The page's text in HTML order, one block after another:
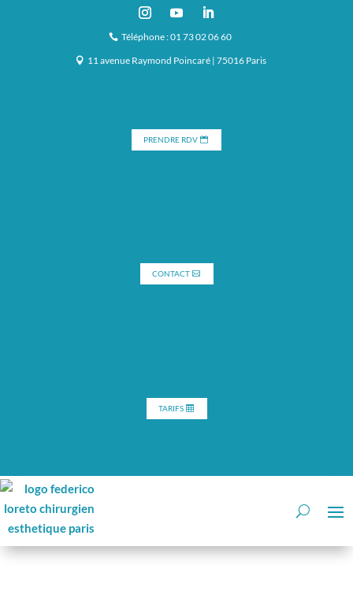
Téléphone : 01 73 02 06 60
11 avenue Raymond Poincaré | 75016 Paris
PRENDRE RDV
CONTACT
TARIFS